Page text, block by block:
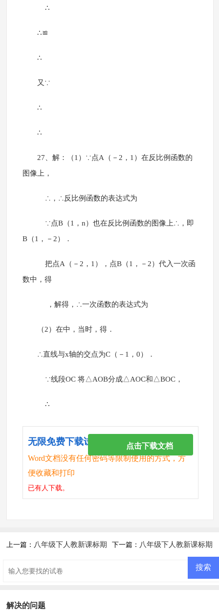
∴
∴≌
∴
又∵
∴
∴
27、解：（1）∵点A（－2，1）在反比例函数的
图像上，
∴，∴反比例函数的表达式为
∵点B（1，n）也在反比例函数的图像上∴，即
B（1，－2）．
把点A（－2，1），点B（1，－2）代入一次函
数中，得
，解得，∴一次函数的表达式为
（2）在中，当时，得．
∴直线与x轴的交点为C（－1，0）．
∵线段OC 将△AOB分成△AOC和△BOC，
∴
无限免费下载试卷
Word文档没有任何密码等限制使用的方式，方
便收藏和打印
已有人下载。
点击下载文档
上一篇： 八年级下人教新课标期 下一篇： 八年级下人教新课标期
解决的问题